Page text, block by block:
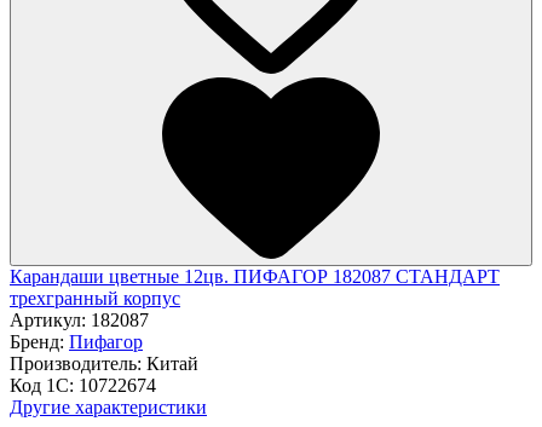
Карандаши цветные 12цв. ПИФАГОР 182087 СТАНДАРТ
трехгранный корпус
Артикул: 182087
Бренд: Пифагор
Производитель: Китай
Код 1С: 10722674
Другие характеристики